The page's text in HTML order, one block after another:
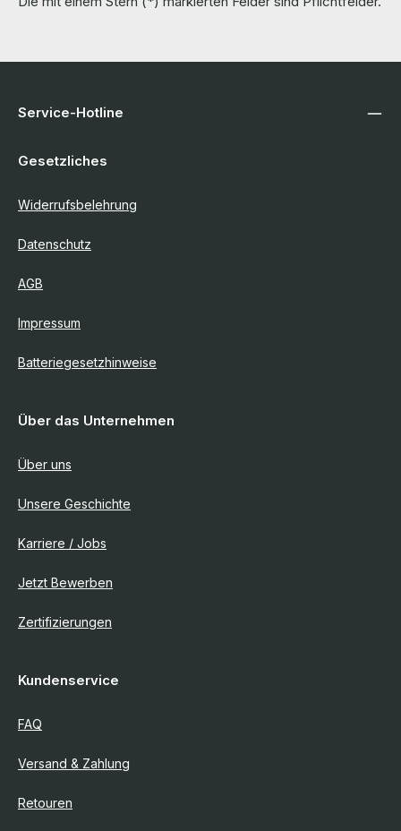
Service-Hotline
Gesetzliches
Widerrufsbelehrung
Datenschutz
AGB
Impressum
Batteriegesetzhinweise
Über das Unternehmen
Über uns
Unsere Geschichte
Karriere / Jobs
Jetzt Bewerben
Zertifizierungen
Kundenservice
FAQ
Versand & Zahlung
Retouren